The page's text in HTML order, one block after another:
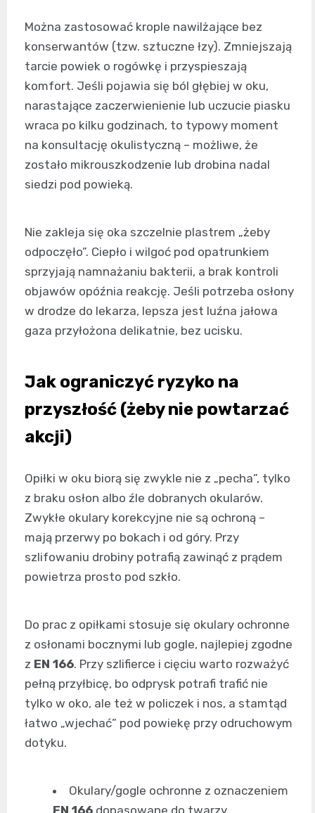
Można zastosować krople nawilżające bez
konserwantów (tzw. sztuczne łzy). Zmniejszają
tarcie powiek o rogówkę i przyspieszają
komfort. Jeśli pojawia się ból głębiej w oku,
narastające zaczerwienienie lub uczucie piasku
wraca po kilku godzinach, to typowy moment
na konsultację okulistyczną – możliwe, że
zostało mikrouszkodzenie lub drobina nadal
siedzi pod powieką.
Nie zakleja się oka szczelnie plastrem „żeby
odpoczęło”. Ciepło i wilgoć pod opatrunkiem
sprzyjają namnażaniu bakterii, a brak kontroli
objawów opóźnia reakcję. Jeśli potrzeba osłony
w drodze do lekarza, lepsza jest luźna jałowa
gaza przyłożona delikatnie, bez ucisku.
Jak ograniczyć ryzyko na
przyszłość (żeby nie powtarzać
akcji)
Opiłki w oku biorą się zwykle nie z „pecha”, tylko
z braku osłon albo źle dobranych okularów.
Zwykłe okulary korekcyjne nie są ochroną –
mają przerwy po bokach i od góry. Przy
szlifowaniu drobiny potrafią zawinąć z prądem
powietrza prosto pod szkło.
Do prac z opiłkami stosuje się okulary ochronne
z osłonami bocznymi lub gogle, najlepiej zgodne
z EN 166. Przy szlifierce i cięciu warto rozważyć
pełną przyłbicę, bo odprysk potrafi trafić nie
tylko w oko, ale też w policzek i nos, a stamtąd
łatwo „wjechać” pod powiekę przy odruchowym
dotyku.
Okulary/gogle ochronne z oznaczeniem